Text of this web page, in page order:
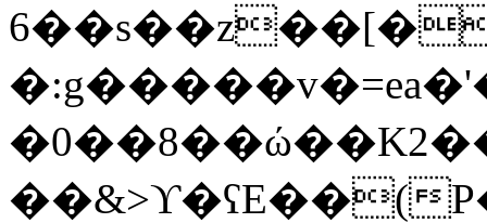
��&>ϒ�ʕE��(